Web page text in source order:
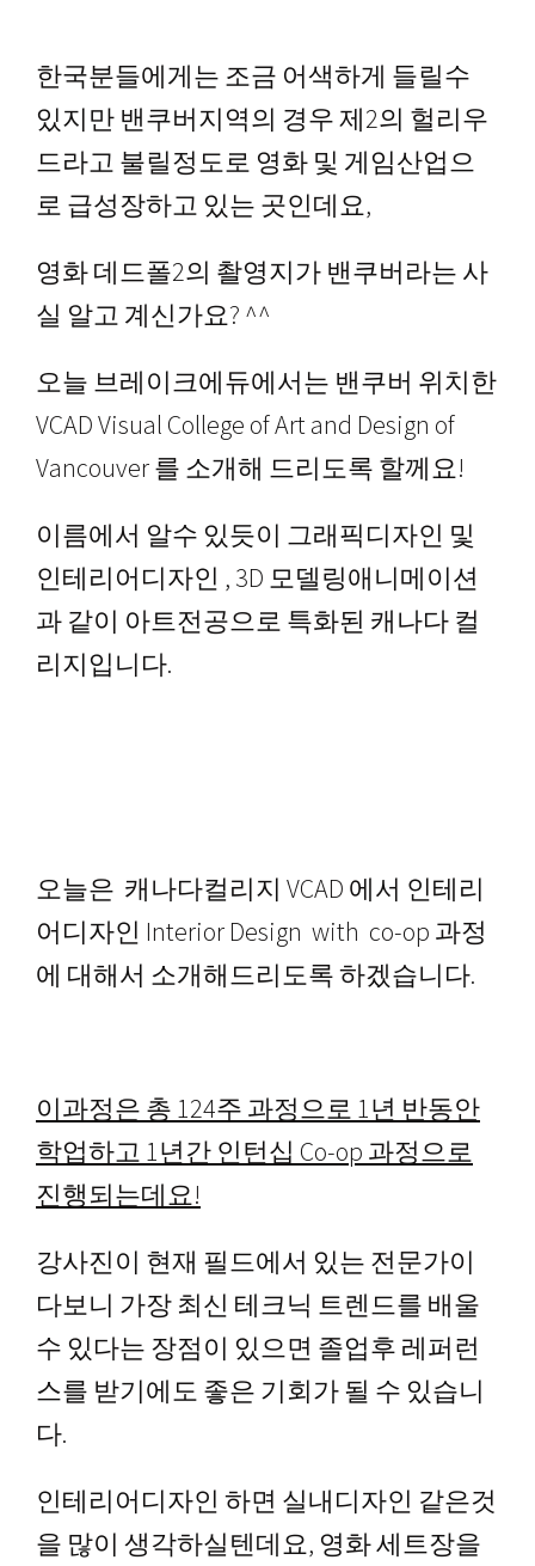
한국분들에게는 조금 어색하게 들릴수
있지만 밴쿠버지역의 경우 제2의 헐리우
드라고 불릴정도로 영화 및 게임산업으
로 급성장하고 있는 곳인데요,
영화 데드폴2의 촬영지가 밴쿠버라는 사
실 알고 계신가요? ^^
오늘 브레이크에듀에서는 밴쿠버 위치한
VCAD Visual College of Art and Design of
Vancouver 를 소개해 드리도록 할께요!
이름에서 알수 있듯이 그래픽디자인 및
인테리어디자인 , 3D 모델링애니메이션
과 같이 아트전공으로 특화된 캐나다 컬
리지입니다.
오늘은 캐나다컬리지 VCAD 에서 인테리
어디자인 Interior Design with co-op 과정
에 대해서 소개해드리도록 하겠습니다.
이과정은 총 124주 과정으로 1년 반동안
학업하고 1년간 인턴십 Co-op 과정으로
진행되는데요!
강사진이 현재 필드에서 있는 전문가이
다보니 가장 최신 테크닉 트렌드를 배울
수 있다는 장점이 있으면 졸업후 레퍼런
스를 받기에도 좋은 기회가 될 수 있습니
다.
인테리어디자인 하면 실내디자인 같은것
을 많이 생각하실텐데요, 영화 세트장을